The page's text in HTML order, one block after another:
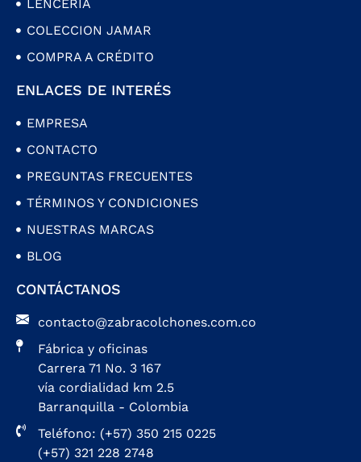
LENCERÍA
COLECCION JAMAR
COMPRA A CRÉDITO
ENLACES DE INTERÉS
EMPRESA
CONTACTO
PREGUNTAS FRECUENTES
TÉRMINOS Y CONDICIONES
NUESTRAS MARCAS
BLOG
CONTÁCTANOS
contacto@zabracolchones.com.co
Fábrica y oficinas
Carrera 71 No. 3 167
vía cordialidad km 2.5
Barranquilla - Colombia
Teléfono: (+57) 350 215 0225
(+57) 321 228 2748